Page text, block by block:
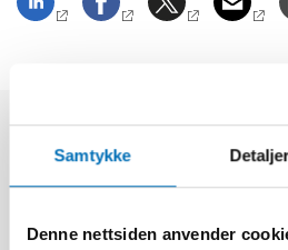
Samtykke
Denne nettsiden anvender
Relaterte